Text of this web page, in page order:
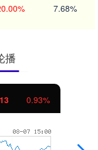
7.68%
播